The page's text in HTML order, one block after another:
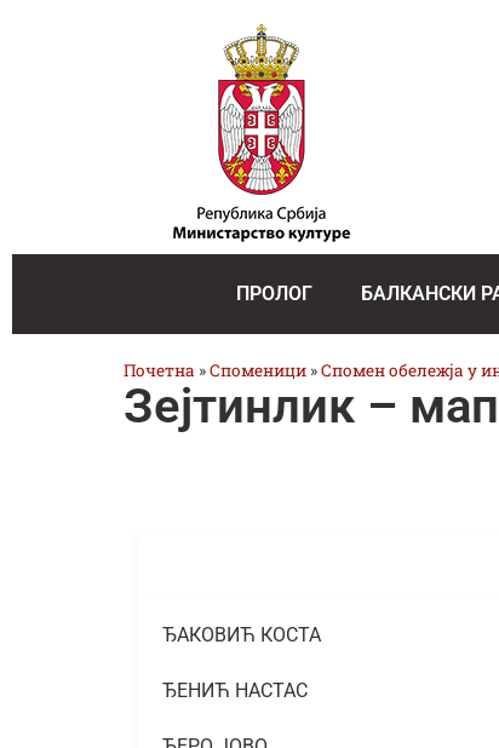
ПРОЛОГ БАЛКАНСКИ
Почетна »Споменици »Спомен обележја у
Зејтинлик –
ЂАКОВИЋ КОСТА
ЂЕНИЋ НАСТАС